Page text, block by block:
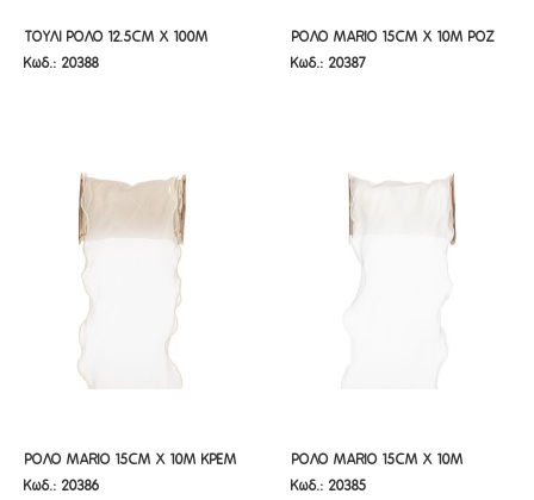
ΤΟΥΛΙ ΡΟΛΟ 12.5CM X 100M
ΛΕΥΚΟ
ΤΟΥΛΙ ΡΟΛΟ 12.5CM X 100M
ΛΕΥΚΟ
Κωδ.: 20388
ΡΟΛΟ MARIO 15CM X 10M ΡΟΖ
ΡΟΛΟ MARIO 15CM X 10M ΡΟΖ
Κωδ.: 20387
ΡΟΛΟ MARIO 15CM X 10M ΚΡΕΜ
ΡΟΛΟ MARIO 15CM X 10M ΚΡΕΜ
Κωδ.: 20386
ΡΟΛΟ MARIO 15CM X 10M ΛΕΥΚΟ
ΡΟΛΟ MARIO 15CM X 10M
ΛΕΥΚΟ
Κωδ.: 20385